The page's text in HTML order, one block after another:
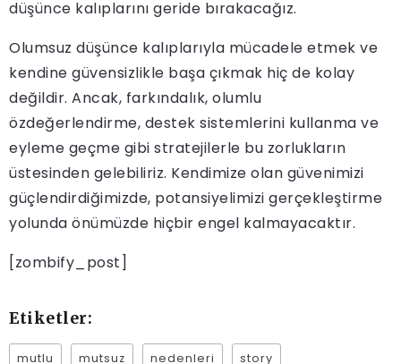
düşünce kalıplarını geride bırakacağız.
Olumsuz düşünce kalıplarıyla mücadele etmek ve
kendine güvensizlikle başa çıkmak hiç de kolay
değildir. Ancak, farkındalık, olumlu
özdeğerlendirme, destek sistemlerini kullanma ve
eyleme geçme gibi stratejilerle bu zorlukların
üstesinden gelebiliriz. Kendimize olan güvenimizi
güçlendirdiğimizde, potansiyelimizi gerçekleştirme
yolunda önümüzde hiçbir engel kalmayacaktır.
[zombify_post]
Etiketler:
mutlu mutsuz nedenleri story